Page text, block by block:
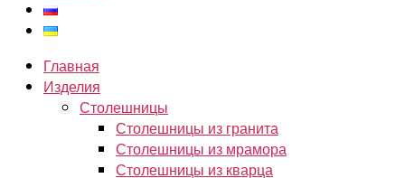
Главная
Изделия
Столешницы
Столешницы из гранита
Столешницы из мрамора
Столешницы из кварца